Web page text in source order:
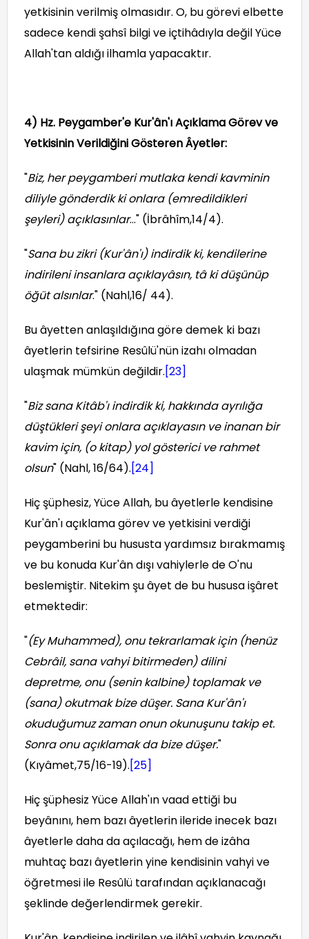
yetkisinin verilmiş olmasıdır. O, bu görevi elbette
sadece kendi şahsî bilgi ve içtihâdıyla değil Yüce
Allah'tan aldığı ilhamla yapacaktır.
4) Hz. Peygamber'e Kur'ân'ı Açıklama Görev ve
Yetkisinin Verildiğini Gösteren Âyetler:
"Biz, her peygamberi mutlaka kendi kavminin
diliyle gönderdik ki onlara (emredildikleri
şeyleri) açıklasınlar..." (İbrâhîm,14/4).
"Sana bu zikri (Kur'ân'ı) indirdik ki, kendilerine
indirileni insanlara açıklayâsın, tâ ki düşünüp
öğüt alsınlar." (Nahl,16/ 44).
Bu âyetten anlaşıldığına göre demek ki bazı
âyetlerin tefsirine Resûlü'nün izahı olmadan
ulaşmak mümkün değildir.[23]
"Biz sana Kitâb'ı indirdik ki, hakkında ayrılığa
düştükleri şeyi onlara açıklayasın ve inanan bir
kavim için, (o kitap) yol gösterici ve rahmet
olsun" (Nahl, 16/64).[24]
Hiç şüphesiz, Yüce Allah, bu âyetlerle kendisine
Kur'ân'ı açıklama görev ve yetkisini verdiği
peygamberini bu hususta yardımsız bırakmamış
ve bu konuda Kur'ân dışı vahiylerle de O'nu
beslemiştir. Nitekim şu âyet de bu hususa işâret
etmektedir:
"(Ey Muhammed), onu tekrarlamak için (henüz
Cebrâil, sana vahyi bitirmeden) dilini
depretme, onu (senin kalbine) toplamak ve
(sana) okutmak bize düşer. Sana Kur'ân'ı
okuduğumuz zaman onun okunuşunu takip et.
Sonra onu açıklamak da bize düşer."
(Kıyâmet,75/16-19).[25]
Hiç şüphesiz Yüce Allah'ın vaad ettiği bu
beyânını, hem bazı âyetlerin ileride inecek bazı
âyetlerle daha da açılacağı, hem de izâha
muhtaç bazı âyetlerin yine kendisinin vahyi ve
öğretmesi ile Resûlü tarafından açıklanacağı
şeklinde değerlendirmek gerekir.